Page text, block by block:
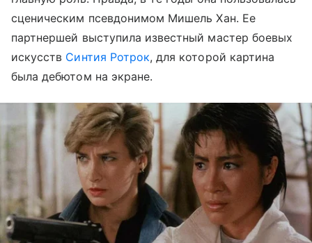
сценическим псевдонимом Мишель Хан. Ее
партнершей выступила известный мастер боевых
искусств Синтия Ротрок, для которой картина
была дебютом на экране.